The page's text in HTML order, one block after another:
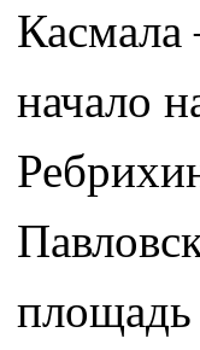
Касмала
начало
площадь